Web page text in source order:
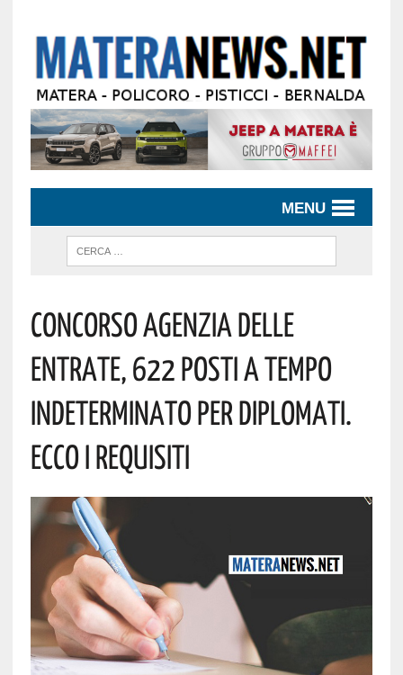
MENU
Concorso Agenzia Delle
Entrate, 622 Posti A Tempo
Indeterminato Per Diplomati.
Ecco I Requisiti